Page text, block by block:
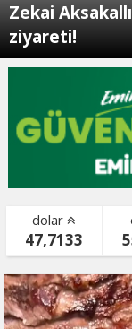
Zekai
ziyareti!
dolar
47,7133
bist color-